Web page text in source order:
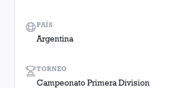
TORNEO
Campeonato Primera Division
PAÍS
Argentina